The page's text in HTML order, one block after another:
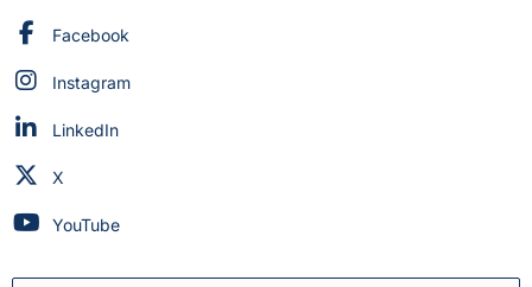
Myndigheten för civilt försvar på
Facebook
Myndigheten för civilt försvar på
Instagram
Myndigheten för civilt försvar på
LinkedIn
Myndigheten för civilt försvar på
X
Myndigheten för civilt försvar på
YouTube